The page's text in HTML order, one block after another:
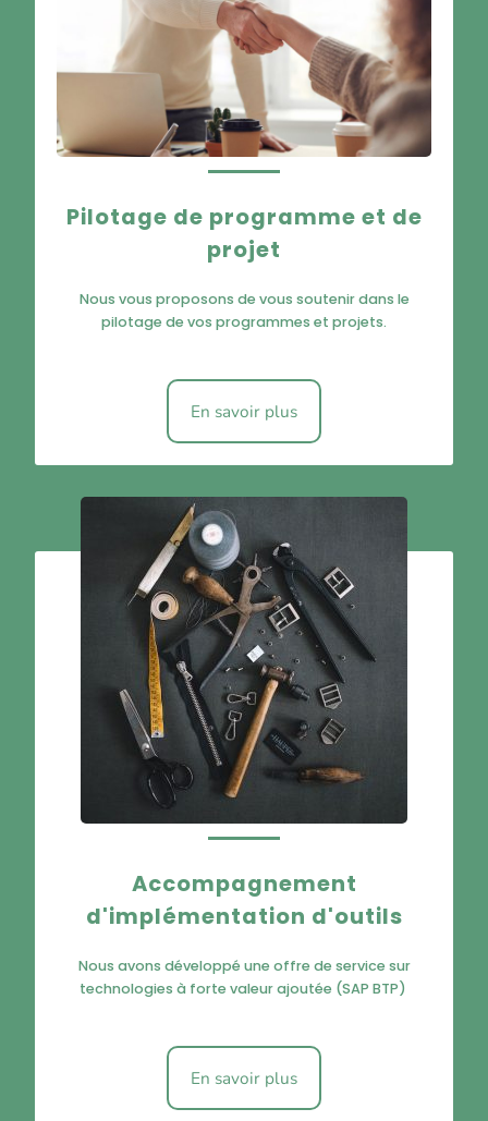
Pilotage de programme et de
projet
Nous vous proposons de vous soutenir dans le
pilotage de vos programmes et projets.
En savoir plus
Accompagnement
d'implémentation d'outils
Nous avons développé une offre de service sur
technologies à forte valeur ajoutée (SAP BTP)
En savoir plus